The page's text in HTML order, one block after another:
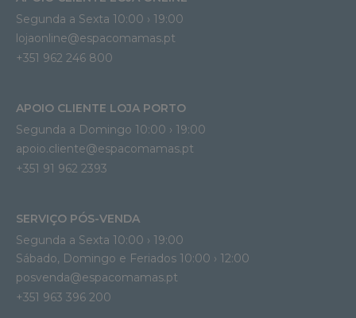
Segunda a Sexta 10:00 › 19:00
lojaonline@espacomamas.pt
+351 962 246 800
APOIO CLIENTE LOJA PORTO
Segunda a Domingo 10:00 › 19:00
apoio.cliente@espacomamas.pt
+351 91 962 2393
SERVIÇO PÓS-VENDA
Segunda a Sexta 10:00 › 19:00
Sábado, Domingo e Feriados 10:00 › 12:00
posvenda@espacomamas.pt
+351 963 396 200